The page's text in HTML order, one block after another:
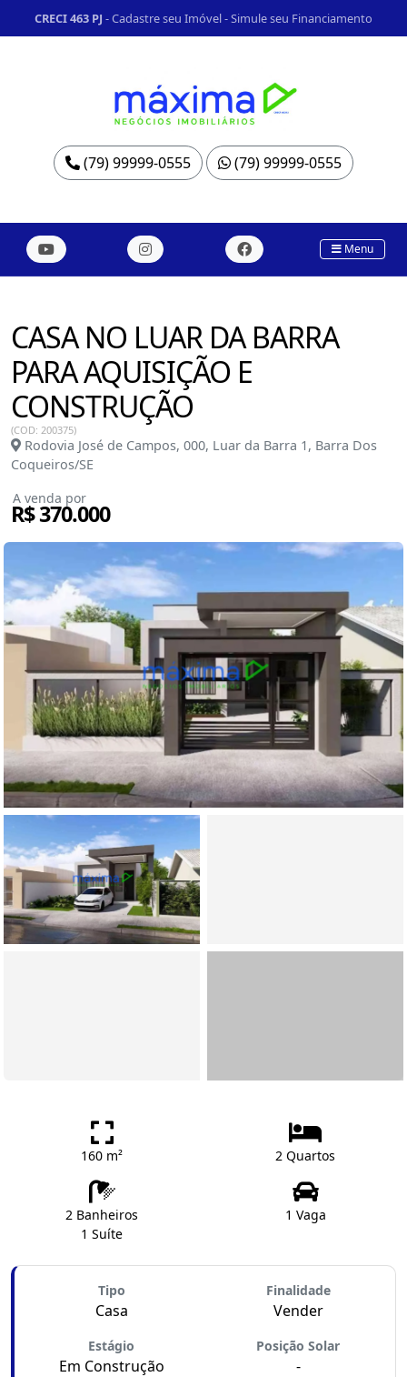
CRECI 463 PJ -Cadastre seu Imóvel-Simule seu Financiamento
(79) 99999-0555 (79) 99999-0555
Menu
CASA NO LUAR DA BARRA
PARA AQUISIÇÃO E
CONSTRUÇÃO
(COD: 200375)
Rodovia José de Campos, 000, Luar da Barra 1, Barra Dos
Coqueiros/SE
A venda por
R$ 370.000
160 m² 2 Quartos
2 Banheiros
1 Suíte
1 Vaga
Tipo
Casa
Finalidade
Vender
Estágio
Em Construção
Posição Solar
-